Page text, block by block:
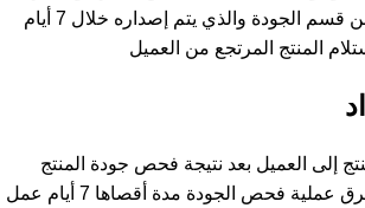
طبقا للتقرير المقدم من قسم الجودة والذي يتم إصداره خلال 7 أيام
المنتج المرتجع من العميل
إلى العميل بعد نتيجة فحص جودة المنتج
المرتجع وقبوله وتستغرق عملية فحص الجودة مدة أقصاها 7 أيام عمل